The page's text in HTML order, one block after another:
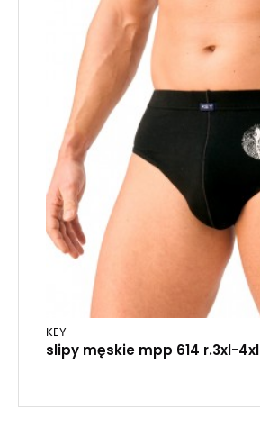
KEY
slipy męskie mpp 614 r.3xl-4xl